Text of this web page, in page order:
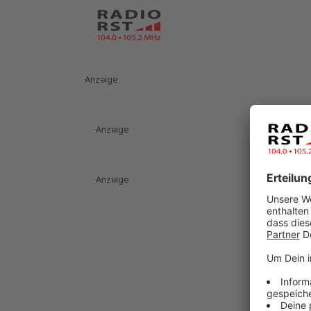
Anzeige
Anzeige
Anzeige